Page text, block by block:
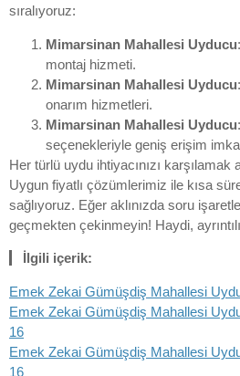
sıralıyoruz:
Mimarsinan Mahallesi Uyducu
montaj hizmeti.
Mimarsinan Mahallesi Uyducu
onarım hizmetleri.
Mimarsinan Mahallesi Uyducu
seçenekleriyle geniş erişim
Her türlü uydu ihtiyacınızı karşılamak
Uygun fiyatlı çözümlerimiz ile kısa
sağlıyoruz. Eğer aklınızda soru
geçmekten çekinmeyin! Haydi,
İlgili içerik:
Emek Zekai Gümüşdiş Mahallesi
Emek Zekai Gümüşdiş Mahallesi
16
Emek Zekai Gümüşdiş Mahallesi
16